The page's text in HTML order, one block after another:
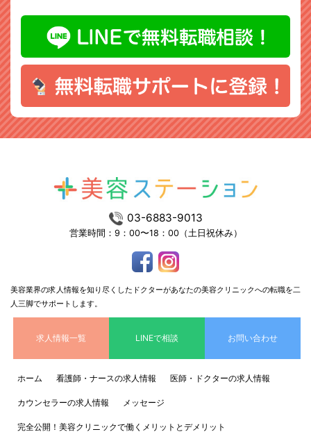
03-6883-9013
営業時間：9：00〜18：00（土日祝休み）
美容業界の求人情報を知り尽くしたドクターがあなたの美容クリニックへの転職を二
人三脚でサポートします。
求人情報一覧 LINEで相談 お問い合わせ
ホーム 看護師・ナースの求人情報 医師・ドクターの求人情報
カウンセラーの求人情報 メッセージ
完全公開！美容クリニックで働くメリットとデメリット